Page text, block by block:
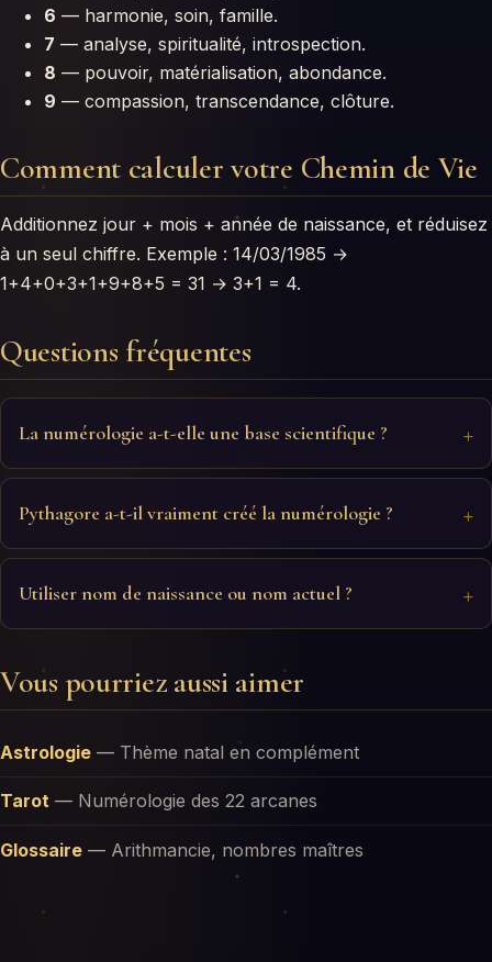
6 — harmonie, soin, famille.
7 — analyse, spiritualité, introspection.
8 — pouvoir, matérialisation, abondance.
9 — compassion, transcendance, clôture.
Comment calculer votre Chemin de Vie
Additionnez jour + mois + année de naissance, et réduisez
à un seul chiffre. Exemple : 14/03/1985 →
1+4+0+3+1+9+8+5 = 31 → 3+1 = 4.
Questions fréquentes
La numérologie a-t-elle une base scientifique ?
Pythagore a-t-il vraiment créé la numérologie ?
Utiliser nom de naissance ou nom actuel ?
Vous pourriez aussi aimer
Astrologie — Thème natal en complément
Tarot — Numérologie des 22 arcanes
Glossaire — Arithmancie, nombres maîtres